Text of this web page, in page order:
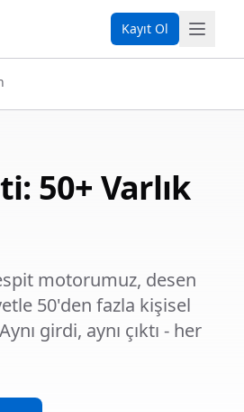
Kayıt Ol
50+ Varlık
motorumuz, desen
50'den fazla kişisel
girdi, aynı çıktı - her